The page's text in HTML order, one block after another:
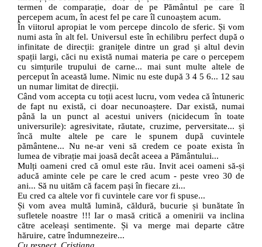
termen de comparație, doar de pe Pământul pe care îl
percepem acum, în acest fel pe care îl cunoaștem acum.
În viitorul apropiat le vom percepe dincolo de sferic. Și vom
numi asta în alt fel. Universul este în echilibru perfect după o
infinitate de direcții: granițele dintre un grad și altul devin
spații largi, căci nu există numai materia pe care o percepem
cu simțurile trupului de carne... mai sunt multe altele de
perceput în această lume. Nimic nu este după 3 4 5 6... 12 sau
un numar limitat de direcții.
Când vom accepta cu toții acest lucru, vom vedea că întuneric
de fapt nu există, ci doar necunoaștere. Dar există, numai
până la un punct al acestui univers (nicidecum în toate
universurile): agresivitate, răutate, cruzime, perversitate... și
încă multe altele pe care le spunem după cuvintele
pământene... Nu ne-ar veni să credem ce poate exista în
lumea de vibrație mai joasă decât aceea a Pământului...
Mulți oameni cred că omul este rău. Invit acei oameni să-și
aducă aminte cele pe care le cred acum - peste vreo 30 de
ani... Să nu uităm că facem pași în fiecare zi...
Eu cred ca altele vor fi cuvintele care vor fi spuse...
Și vom avea multă lumină, căldură, bucurie și bunătate în
sufletele noastre !!! Iar o masă critică a omenirii va inclina
către aceleași sentimente. Și va merge mai departe către
hăruire, catre îndumnezeire...